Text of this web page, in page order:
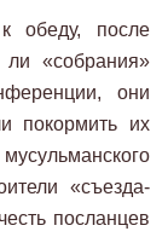
обеду, после
«собрания»
они
покормить их
«съезда-
посланцев